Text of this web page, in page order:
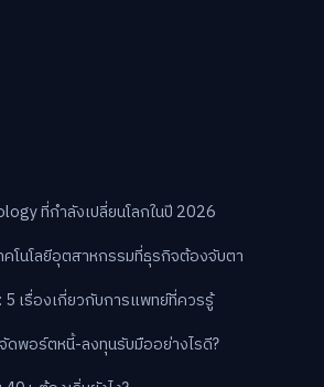
ที่กำลังเปลี่ยนโลกในปี 2026
โนโลยีอุตสาหกรรมที่ธุรกิจต้องจับตา
เรื่องเกี่ยวกับการแพทย์ที่ควรรู้
ดพอร์ตหนี้-ลงทุนรับมืออย่างไรดี?